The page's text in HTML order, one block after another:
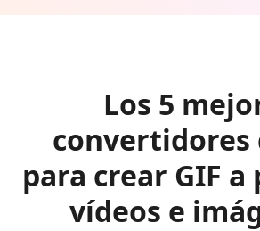
Los 5
convertidores
para crear GIF
vídeos e